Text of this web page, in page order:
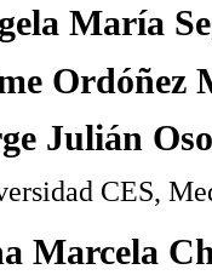
María
Ordóñez
Julián
CES,
Marcela